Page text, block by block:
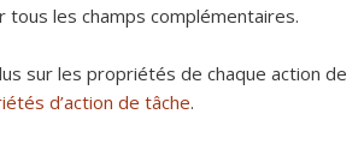
tous les champs complémentaires.
sur les propriétés de chaque action de
d’action de tâche.